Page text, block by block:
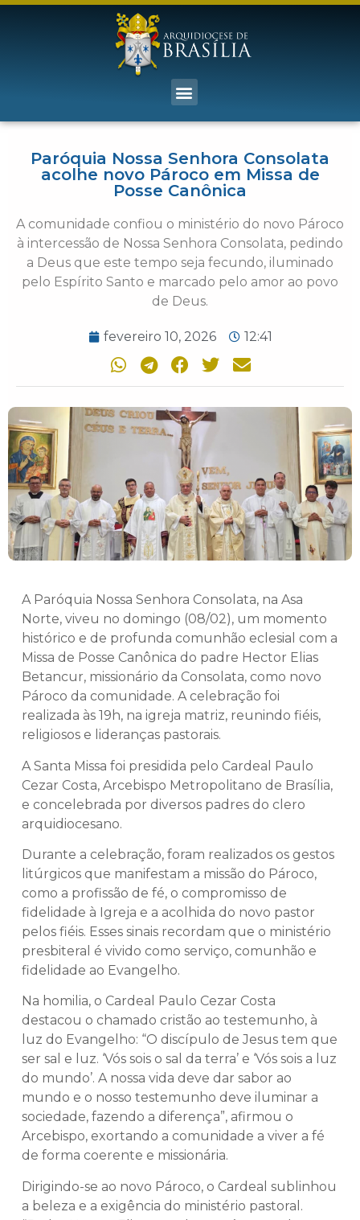
Paróquia Nossa Senhora Consolata
acolhe novo Pároco em Missa de
Posse Canônica
A comunidade confiou o ministério do novo Pároco
à intercessão de Nossa Senhora Consolata, pedindo
a Deus que este tempo seja fecundo, iluminado
pelo Espírito Santo e marcado pelo amor ao povo
de Deus.
fevereiro 10, 2026 12:41
A Paróquia Nossa Senhora Consolata, na Asa
Norte, viveu no domingo (08/02), um momento
histórico e de profunda comunhão eclesial com a
Missa de Posse Canônica do padre Hector Elias
Betancur, missionário da Consolata, como novo
Pároco da comunidade. A celebração foi
realizada às 19h, na igreja matriz, reunindo fiéis,
religiosos e lideranças pastorais.
A Santa Missa foi presidida pelo Cardeal Paulo
Cezar Costa, Arcebispo Metropolitano de Brasília,
e concelebrada por diversos padres do clero
arquidiocesano.
Durante a celebração, foram realizados os gestos
litúrgicos que manifestam a missão do Pároco,
como a profissão de fé, o compromisso de
fidelidade à Igreja e a acolhida do novo pastor
pelos fiéis. Esses sinais recordam que o ministério
presbiteral é vivido como serviço, comunhão e
fidelidade ao Evangelho.
Na homilia, o Cardeal Paulo Cezar Costa
destacou o chamado cristão ao testemunho, à
luz do Evangelho: “O discípulo de Jesus tem que
ser sal e luz. ‘Vós sois o sal da terra’ e ‘Vós sois a luz
do mundo’. A nossa vida deve dar sabor ao
mundo e o nosso testemunho deve iluminar a
sociedade, fazendo a diferença”, afirmou o
Arcebispo, exortando a comunidade a viver a fé
de forma coerente e missionária.
Dirigindo-se ao novo Pároco, o Cardeal sublinhou
a beleza e a exigência do ministério pastoral.